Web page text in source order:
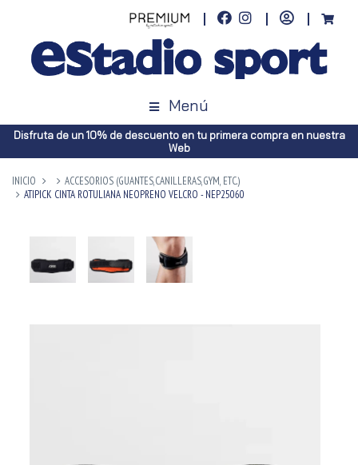
Menú
Disfruta de un 10% de descuento en tu primera compra en nuestra
Web
INICIO
ACCESORIOS (GUANTES,CANILLERAS,GYM, ETC.)
ATIPICK CINTA ROTULIANA NEOPRENO VELCRO - NEP25060